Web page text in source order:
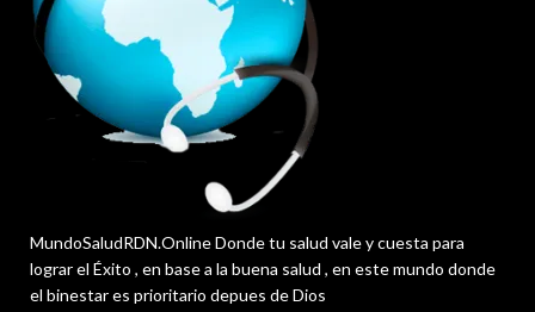
MundoSaludRDN.Online Donde tu salud vale y cuesta para
lograr el Éxito , en base a la buena salud , en este mundo donde
el binestar es prioritario depues de Dios